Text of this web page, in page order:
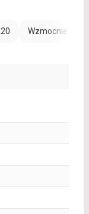
Wzmocnienie